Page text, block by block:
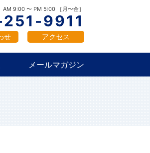
AM 9:00 〜 PM 5:00 ［月〜金］
9911
せ アクセス
メールマガジン